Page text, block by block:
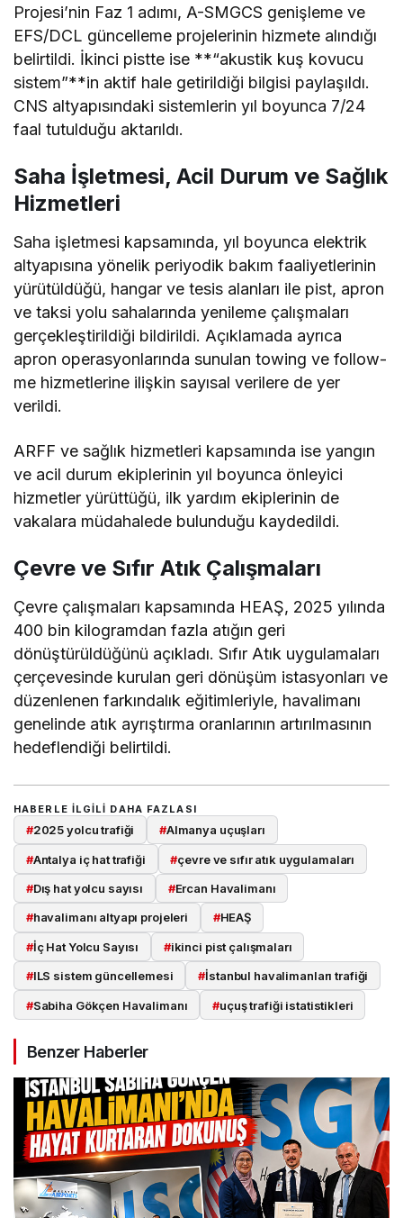
Projesi’nin Faz 1 adımı, A-SMGCS genişleme ve
EFS/DCL güncelleme projelerinin hizmete alındığı
belirtildi. İkinci pistte ise **“akustik kuş kovucu
sistem”**in aktif hale getirildiği bilgisi paylaşıldı.
CNS altyapısındaki sistemlerin yıl boyunca 7/24
faal tutulduğu aktarıldı.
Saha İşletmesi, Acil Durum ve Sağlık
Hizmetleri
Saha işletmesi kapsamında, yıl boyunca elektrik
altyapısına yönelik periyodik bakım faaliyetlerinin
yürütüldüğü, hangar ve tesis alanları ile pist, apron
ve taksi yolu sahalarında yenileme çalışmaları
gerçekleştirildiği bildirildi. Açıklamada ayrıca
apron operasyonlarında sunulan towing ve follow-
me hizmetlerine ilişkin sayısal verilere de yer
verildi.
ARFF ve sağlık hizmetleri kapsamında ise yangın
ve acil durum ekiplerinin yıl boyunca önleyici
hizmetler yürüttüğü, ilk yardım ekiplerinin de
vakalara müdahalede bulunduğu kaydedildi.
Çevre ve Sıfır Atık Çalışmaları
Çevre çalışmaları kapsamında HEAŞ, 2025 yılında
400 bin kilogramdan fazla atığın geri
dönüştürüldüğünü açıkladı. Sıfır Atık uygulamaları
çerçevesinde kurulan geri dönüşüm istasyonları ve
düzenlenen farkındalık eğitimleriyle, havalimanı
genelinde atık ayrıştırma oranlarının artırılmasının
hedeflendiği belirtildi.
HABERLE ILGILI DAHA FAZLASI
#2025 yolcu trafiği #Almanya uçuşları
#Antalya iç hat trafiği #çevre ve sıfır atık uygulamaları
#Dış hat yolcu sayısı #Ercan Havalimanı
#havalimanı altyapı projeleri #HEAŞ
#İç Hat Yolcu Sayısı #ikinci pist çalışmaları
#ILS sistem güncellemesi #İstanbul havalimanları trafiği
#Sabiha Gökçen Havalimanı #uçuş trafiği istatistikleri
Benzer Haberler